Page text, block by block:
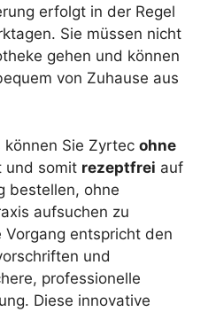
erfolgt in der Regel
Sie müssen nicht
gehen und können
von Zuhause aus
können Sie Zyrtec ohne
und somit rezeptfrei auf
bestellen, ohne
aufsuchen zu
Vorgang entspricht den
und
professionelle
Diese innovative